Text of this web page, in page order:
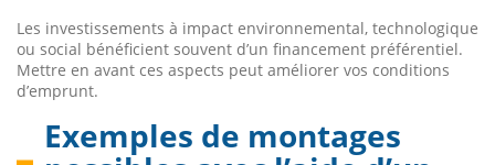
Les investissements à impact environnemental, technologique
ou social bénéficient souvent d’un financement préférentiel.
Mettre en avant ces aspects peut améliorer vos conditions
d’emprunt.
Exemples de montages